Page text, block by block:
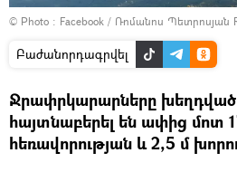
© Photo : Facebook / Ռոմանոս Պետրոսյան
Բաժանորդագրվել
Ջրափրկարարները
հայտնաբերել են ափից մոտ
հեռավորության և 2,5 մ